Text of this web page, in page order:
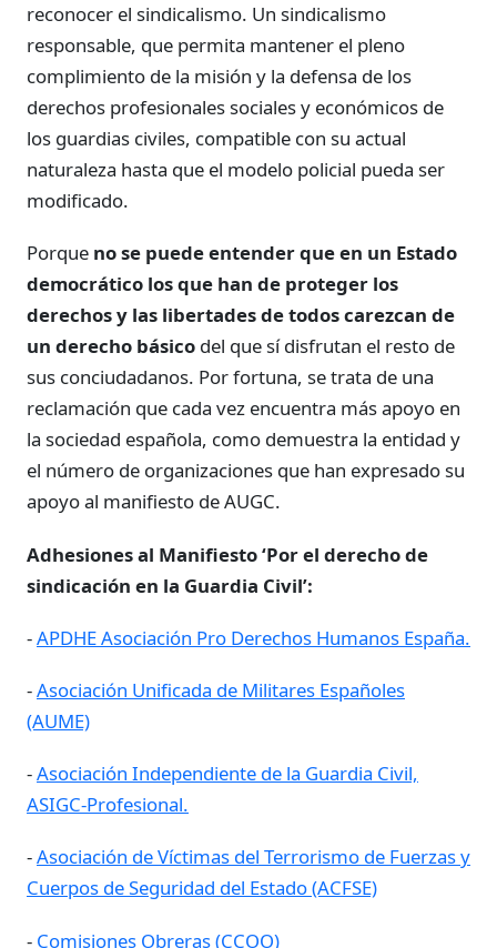
reconocer el sindicalismo. Un sindicalismo
responsable, que permita mantener el pleno
complimiento de la misión y la defensa de los
derechos profesionales sociales y económicos de
los guardias civiles, compatible con su actual
naturaleza hasta que el modelo policial pueda ser
modificado.
Porque no se puede entender que en un Estado
democrático los que han de proteger los
derechos y las libertades de todos carezcan de
un derecho básico del que sí disfrutan el resto de
sus conciudadanos. Por fortuna, se trata de una
reclamación que cada vez encuentra más apoyo en
la sociedad española, como demuestra la entidad y
el número de organizaciones que han expresado su
apoyo al manifiesto de AUGC.
Adhesiones al Manifiesto ‘Por el derecho de
sindicación en la Guardia Civil’:
-APDHE Asociación Pro Derechos Humanos España.
-Asociación Unificada de Militares Españoles
(AUME)
-Asociación Independiente de la Guardia Civil,
ASIGC-Profesional.
-Asociación de Víctimas del Terrorismo de Fuerzas y
Cuerpos de Seguridad del Estado (ACFSE)
- Comisiones Obreras (CCOO)